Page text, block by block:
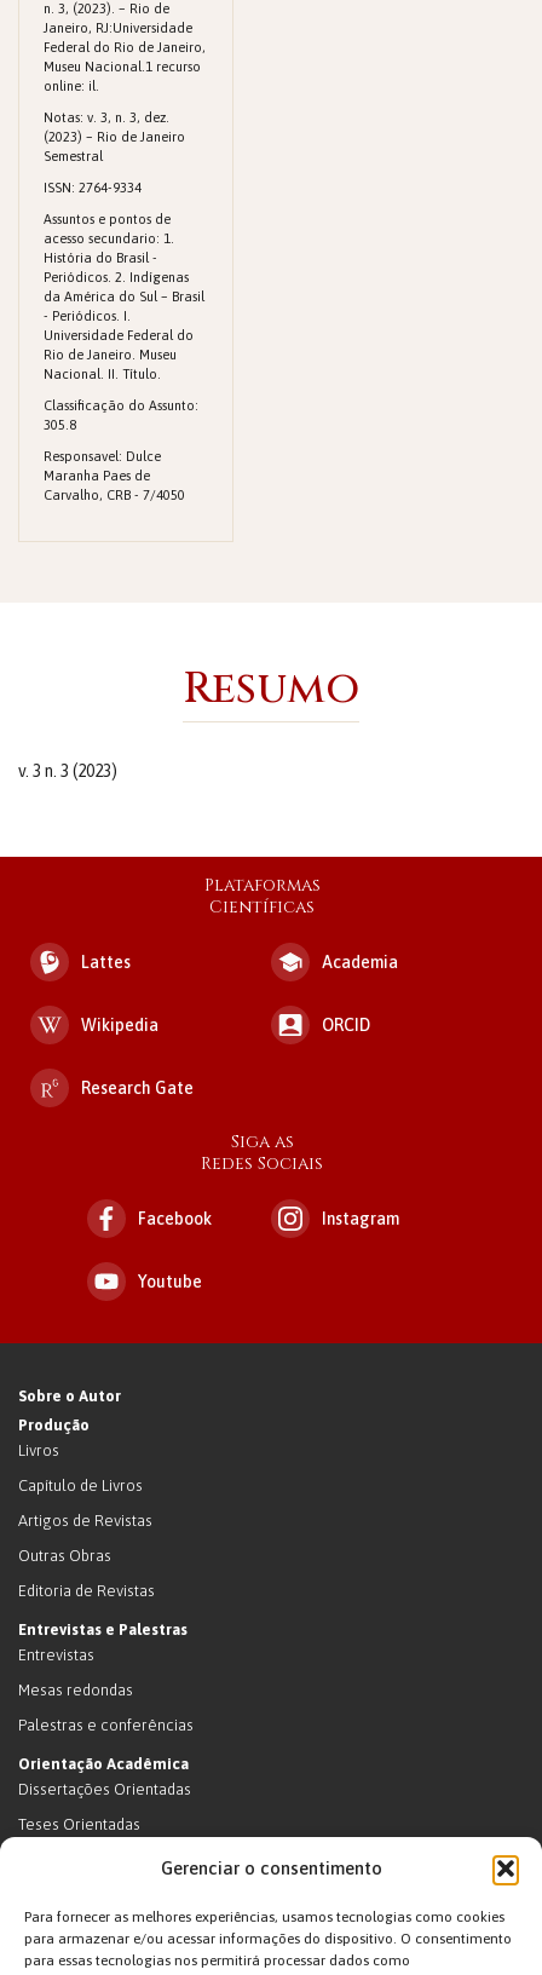
Gerenciar o consentimento
Para fornecer as melhores experiências, usamos tecnologias como cookies
para armazenar e/ou acessar informações do dispositivo. O consentimento
para essas tecnologias nos permitirá processar dados como
n. 3, (2023). – Rio de
Janeiro, RJ:Universidade
Federal do Rio de Janeiro,
Museu Nacional.1 recurso
online: il.
Notas: v. 3, n. 3, dez.
(2023) – Rio de Janeiro
Semestral
ISSN: 2764-9334
Assuntos e pontos de
acesso secundario: 1.
História do Brasil -
Periódicos. 2. Indígenas
da América do Sul – Brasil
- Periódicos. I.
Universidade Federal do
Rio de Janeiro. Museu
Nacional. II. Título.
Classificação do Assunto:
305.8
Responsavel: Dulce
Maranha Paes de
Carvalho, CRB - 7/4050
Resumo
v. 3 n. 3 (2023)
Plataformas
Científicas
Lattes Academia
Wikipedia ORCID
Research Gate
Siga as
Redes Sociais
Facebook Instagram
Youtube
Sobre o Autor
Produção
Livros
Capítulo de Livros
Artigos de Revistas
Outras Obras
Editoria de Revistas
Entrevistas e Palestras
Entrevistas
Mesas redondas
Palestras e conferências
Orientação Acadêmica
Dissertações Orientadas
Teses Orientadas
Livros (dissertações e teses)
Supervisão de pós-doutorado
Supervisão de pós-doutorado (em andamento)